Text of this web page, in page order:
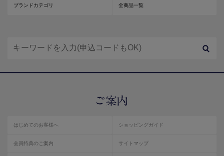
ブランドカテゴリ 全商品一覧
はじめてのお客様へ ショッピングガイド
会員特典のご案内 サイトマップ